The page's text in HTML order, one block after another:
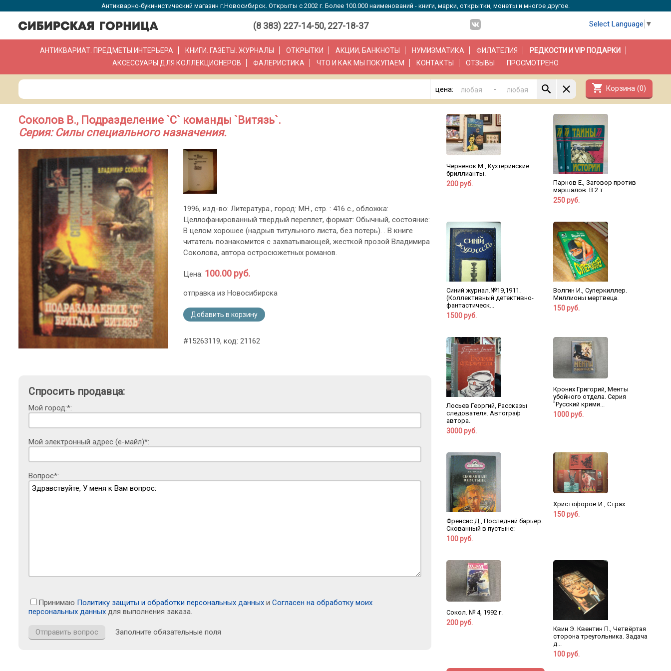
Антикварно-букинистический магазин г.Новосибирск. Открыты с 2002 г. Более 100.000 наименований - книги, марки, открытки, монеты и многое другое.
(8 383) 227-14-50, 227-18-37 Select Language ▼
АНТИКВАРИАТ. ПРЕДМЕТЫ ИНТЕРЬЕРА КНИГИ. ГАЗЕТЫ. ЖУРНАЛЫ ОТКРЫТКИ АКЦИИ, БАНКНОТЫ НУМИЗМАТИКА ФИЛАТЕЛИЯ
РЕДКОСТИ И VIP ПОДАРКИ
АКСЕССУАРЫ ДЛЯ КОЛЛЕКЦИОНЕРОВ
ФАЛЕРИСТИКА ЧТО И КАК МЫ ПОКУПАЕМ КОНТАКТЫ ОТЗЫВЫ ПРОСМОТРЕНО
цена: - shopping_cart Корзина (0)
Соколов В., Подразделение `С` команды `Витязь`.
Серия: Силы специального назначения.
1996, изд-во: Литература., город: МН., стр. : 416 с., обложка:
Целлофанированный твердый переплет, формат: Обычный, состояние:
В целом хорошее (надрыв титульного листа, без потерь). . В книге
читатель познакомится с захватывающей, жесткой прозой Владимира
Соколова, автора остросюжетных романов.
Цена: 100.00 руб.
отправка из Новосибирска
Добавить в корзину
#15263119, код: 21162
Спросить продавца:
Мой город:*:
Мой электронный адрес (е-майл)*:
Вопрос*:
Принимаю Политику защиты и обработки персональных данных и Согласен на обработку моих
персональных данных для выполнения заказа.
Заполните обязательные поля
Черненок М., Кухтеринские
бриллианты.
200 руб.
Парнов Е., Заговор против
маршалов. В 2 т
250 руб.
Синий журнал.№19,1911.
(Коллективный детективно-
фантастическ...
1500 руб.
Волгин И., Суперкиллер.
Миллионы мертвеца.
150 руб.
Лосьев Георгий, Рассказы
следователя. Автограф
автора.
3000 руб.
Кроних Григорий, Менты
убойного отдела. Серия
"Русский крими...
1000 руб.
Френсис Д., Последний барьер.
Скованный в пустыне:
100 руб.
Христофоров И., Страх.
150 руб.
Сокол. № 4, 1992 г.
200 руб.
Квин Э. Квентин П., Четвёртая
сторона треугольника. Задача
д...
100 руб.